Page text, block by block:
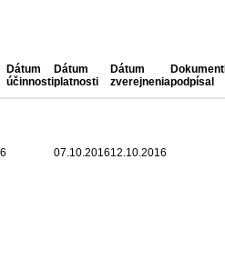
Dátum
účinnosti
Dátum
platnosti
Dátum
zverejnenia
Dokument
podpísal
07.10.201612.10.2016